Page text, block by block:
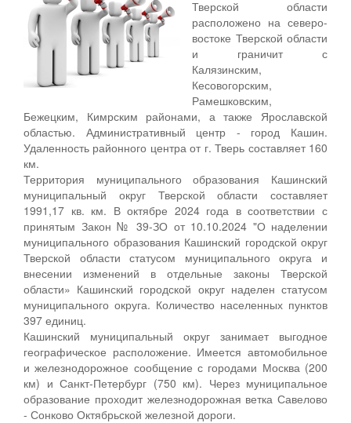
Тверской области
расположено на северо-
востоке Тверской области
и граничит с
Калязинским,
Кесовогорским,
Рамешковским,
Бежецким, Кимрским районами, а также Ярославской
областью. Административный центр - город Кашин.
Удаленность районного центра от г. Тверь составляет 160
км.
Территория муниципального образования Кашинский
муниципальный округ Тверской области составляет
1991,17 кв. км. В октябре 2024 года в соответствии с
принятым Закон № 39-ЗО от 10.10.2024 "О наделении
муниципального образования Кашинский городской округ
Тверской области статусом муниципального округа и
внесении изменений в отдельные законы Тверской
области» Кашинский городской округ наделен статусом
муниципального округа. Количество населенных пунктов
397 единиц.
Кашинский муниципальный округ занимает выгодное
географическое расположение. Имеется автомобильное
и железнодорожное сообщение с городами Москва (200
км) и Санкт-Петербург (750 км). Через муниципальное
образование проходит железнодорожная ветка Савелово
- Сонково Октябрьской железной дороги.